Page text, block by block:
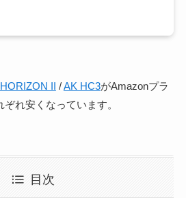
II /AK HC3がAmazonプラ
れ安くなっています。
目次